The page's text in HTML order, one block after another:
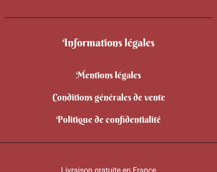
Informations légales
Mentions légales
Conditions générales de vente
Politique de confidentialité